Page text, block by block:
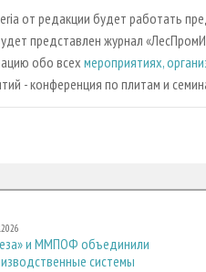
от редакции будет работать
представлен журнал
обо всех мероприятиях,
- конференция по плитам и
и ММПОФ объединили
системы